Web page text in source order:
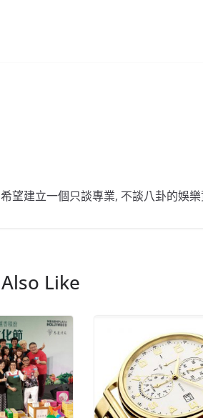
望建立一個只談專業, 不談八卦的娛樂
Like